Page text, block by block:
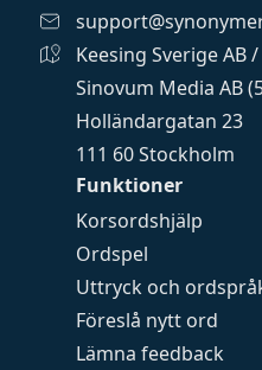
Funktioner
Korsordshjälp
Ordspel
Uttryck och
Föreslå nytt ord
Lämna feedback
Keesing Sverige AB /
Sinovum Media AB
Holländargatan 23
111 60 Stockholm